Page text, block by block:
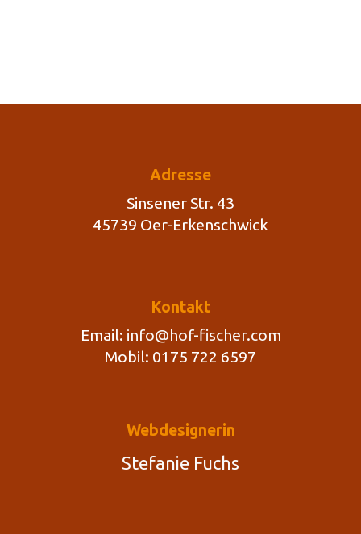
Adresse
Sinsener Str. 43
45739 Oer-Erkenschwick
Kontakt
Email: info@hof-fischer.com
Mobil: 0175 722 6597
Webdesignerin
Stefanie Fuchs